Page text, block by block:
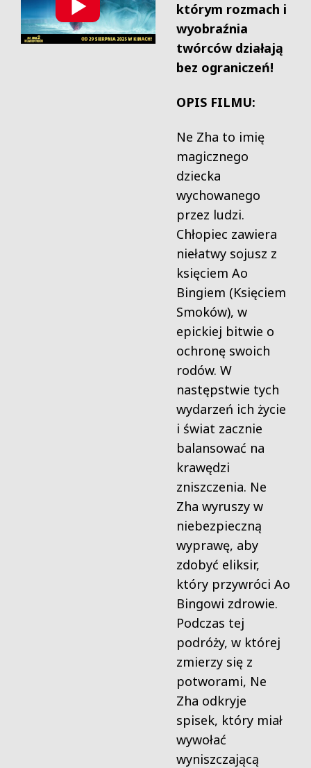
którym rozmach i
wyobraźnia
twórców działają
bez ograniczeń!
OPIS FILMU:
Ne Zha to imię
magicznego
dziecka
wychowanego
przez ludzi.
Chłopiec zawiera
niełatwy sojusz z
księciem Ao
Bingiem (Księciem
Smoków), w
epickiej bitwie o
ochronę swoich
rodów. W
następstwie tych
wydarzeń ich życie
i świat zacznie
balansować na
krawędzi
zniszczenia. Ne
Zha wyruszy w
niebezpieczną
wyprawę, aby
zdobyć eliksir,
który przywróci Ao
Bingowi zdrowie.
Podczas tej
podróży, w której
zmierzy się z
potworami, Ne
Zha odkryje
spisek, który miał
wywołać
wyniszczającą